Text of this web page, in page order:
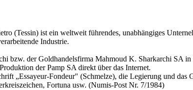
(Tessin) ist ein weltweit führendes, unabhängiges
Industrie.
bzw. der Goldhandelsfirma Mahmoud K. Sharkarchi SA
der Pamp SA direkt über das Internet.
„Essayeur-Fondeur" (Schmelze), die Legierung und das
Fortuna usw. (Numis-Post Nr. 7/1984)